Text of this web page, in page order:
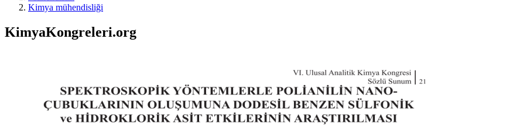
Kimya mühendisliği
KimyaKongreleri.org